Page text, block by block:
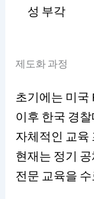
성 부각
제도화 과정
초기에는 미국
이후 한국 경
자체적인 교육
현재는 정기
전문 교육을